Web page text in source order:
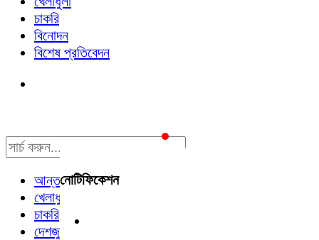
চাকরি
বিনোদন
বিশেষ প্রতিবেদন
নোটিফিকেশন
আন্তর্জাতিক
খেলাধুলা
চাকরি
দেশজুড়ে